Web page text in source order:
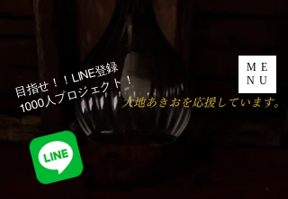
ME
NU
​大地あきおを応援しています。
目指せ！！LINE登録
1000人プロジェクト！​